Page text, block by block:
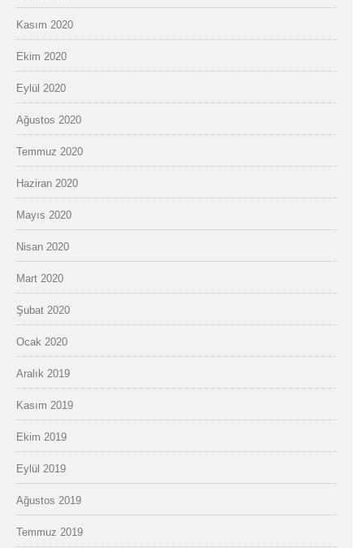
Kasım 2020
Ekim 2020
Eylül 2020
Ağustos 2020
Temmuz 2020
Haziran 2020
Mayıs 2020
Nisan 2020
Mart 2020
Şubat 2020
Ocak 2020
Aralık 2019
Kasım 2019
Ekim 2019
Eylül 2019
Ağustos 2019
Temmuz 2019